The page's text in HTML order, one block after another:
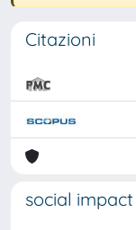
Citazioni
social impact